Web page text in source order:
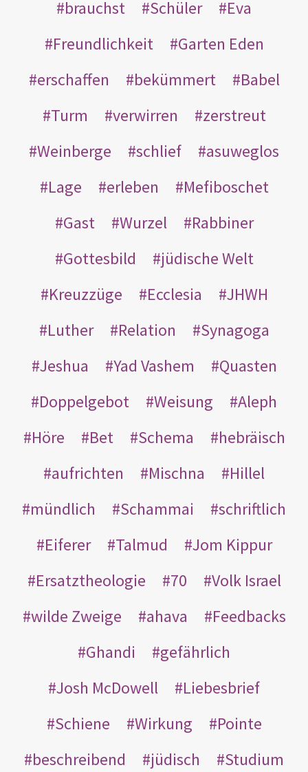
brauchst
Schüler
Eva
Freundlichkeit
Garten Eden
erschaffen
bekümmert
Babel
Turm
verwirren
zerstreut
Weinberge
schlief
asuweglos
Lage
erleben
Mefiboschet
Gast
Wurzel
Rabbiner
Gottesbild
jüdische Welt
Kreuzzüge
Ecclesia
JHWH
Luther
Relation
Synagoga
Jeshua
Yad Vashem
Quasten
Doppelgebot
Weisung
Aleph
Höre
Bet Schema
hebräisch
aufrichten
Mischna
Hillel
mündlich
Schammai
schriftlich
Eiferer
Talmud
Jom Kippur
Ersatztheologie
70
Volk Israel
wilde Zweige
ahava
Feedbacks
Ghandi
gefährlich
Josh McDowell
Liebesbrief
Schiene
Wirkung
Pointe
beschreibend
jüdisch Studium